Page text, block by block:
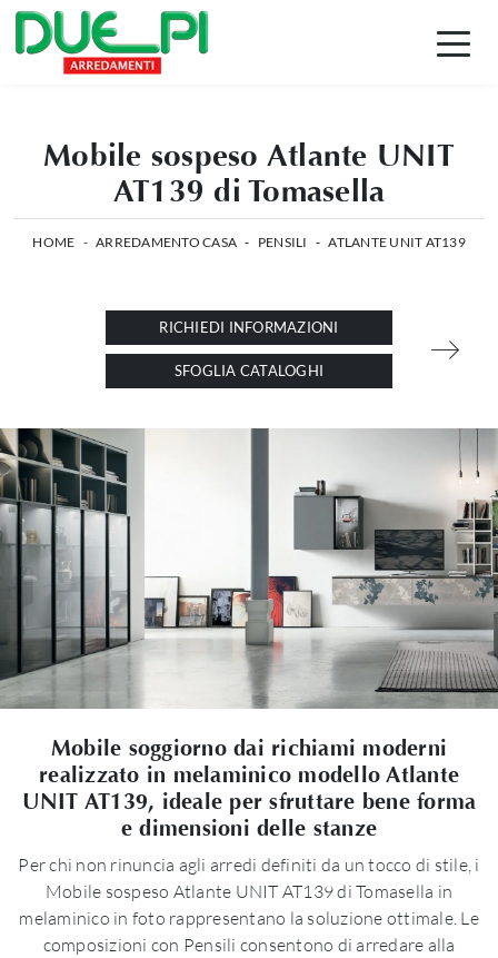
Mobile sospeso Atlante UNIT
AT139 di Tomasella
HOME - ARREDAMENTO CASA - PENSILI - ATLANTE UNIT AT139
RICHIEDI INFORMAZIONI
SFOGLIA CATALOGHI
Mobile soggiorno dai richiami moderni
realizzato in melaminico modello Atlante
UNIT AT139, ideale per sfruttare bene forma
e dimensioni delle stanze
Per chi non rinuncia agli arredi definiti da un tocco di stile, i
Mobile sospeso Atlante UNIT AT139 di Tomasella in
melaminico in foto rappresentano la soluzione ottimale. Le
composizioni con Pensili consentono di arredare alla